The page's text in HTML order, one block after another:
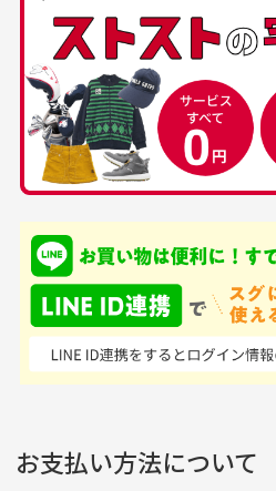
30代男性
中古ゴルフウェアの
品揃えがすごい
て、ここまでゴルフブラ
ンドの取り扱いがあるの
はすごい。 毎日たくさ
んの商品がアップされて
いるので新作チェックす
下さい。
お気に入り機能をご利用下
経年劣化について
当店では商品の管理には細
すが、経年により素材の劣
生じている場合がございます
銀行振込（前払い）
入金確認後商品発送となり
※土曜、日曜、祝日は入金確認
せん。
尚、お振込み手数料はお客様ご
商品発送となります。
ご注文頂いてから7日以
りますのでご了承くださいませ。
申し込まれた商品と届いた商
商品説明に記載されていない
の場合
お支払い方法について